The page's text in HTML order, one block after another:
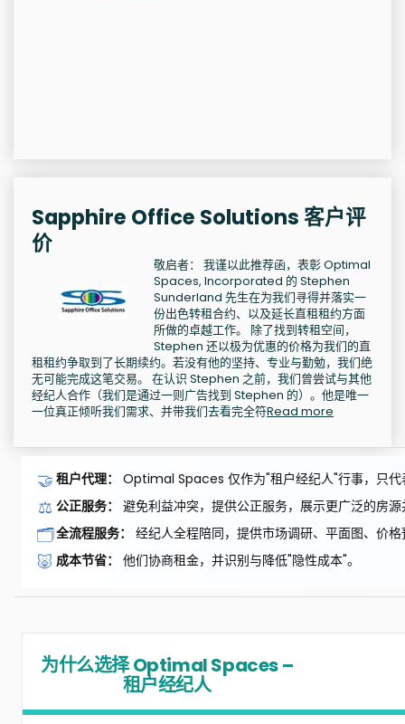
Sapphire Office Solutions 客户评
价
敬启者： 我谨以此推荐函，表彰 Optimal
Spaces, Incorporated 的 Stephen
Sunderland 先生在为我们寻得并落实一
份出色转租合约、以及延长直租租约方面
所做的卓越工作。 除了找到转租空间，
Stephen 还以极为优惠的价格为我们的直
租租约争取到了长期续约。若没有他的坚持、专业与勤勉，我们绝
无可能完成这笔交易。 在认识 Stephen 之前，我们曾尝试与其他
经纪人合作（我们是通过一则广告找到 Stephen 的）。他是唯一
一位真正倾听我们需求、并带我们去看完全符Read more
🤝 租户代理： Optimal Spaces 仅作为"租户经纪人"行事，只代
⚖️ 公正服务： 避免利益冲突，提供公正服务，展示更广泛的房
🗂️全流程服务： 经纪人全程陪同，提供市场调研、平面图、价
🐷 成本节省： 他们协商租金，并识别与降低"隐性成本"。
为什么选择 Optimal Spaces –
租户经纪人